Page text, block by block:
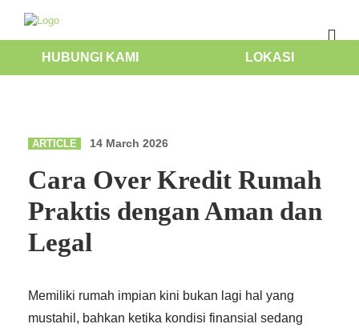
HUBUNGI KAMI LOKASI
ARTICLE 14 March 2026
Cara Over Kredit Rumah
Praktis dengan Aman dan
Legal
Memiliki rumah impian kini bukan lagi hal yang
mustahil, bahkan ketika kondisi finansial sedang